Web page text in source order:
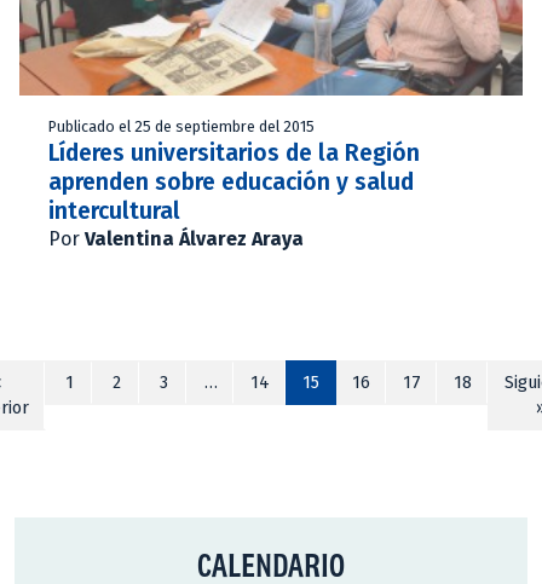
Publicado el 25 de septiembre del 2015
Líderes universitarios de la Región
aprenden sobre educación y salud
intercultural
Por Valentina Álvarez Araya
1 2 3 … 14 15 16 17 18
CALENDARIO